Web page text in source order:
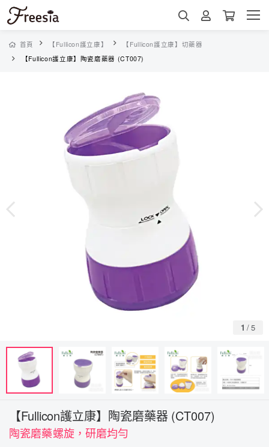
首頁 【Fullicon護立康】
【Fullicon護立康】切藥器
【Fullicon護立康】陶瓷磨藥器 (CT007)
1 /5
【Fullicon護立康】陶瓷磨藥器 (CT007)
陶瓷磨藥螺旋，研磨均勻